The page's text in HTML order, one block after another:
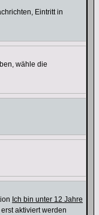
Eintritt in
wähle die
Ich bin unter 12 Jahre
aktiviert werden